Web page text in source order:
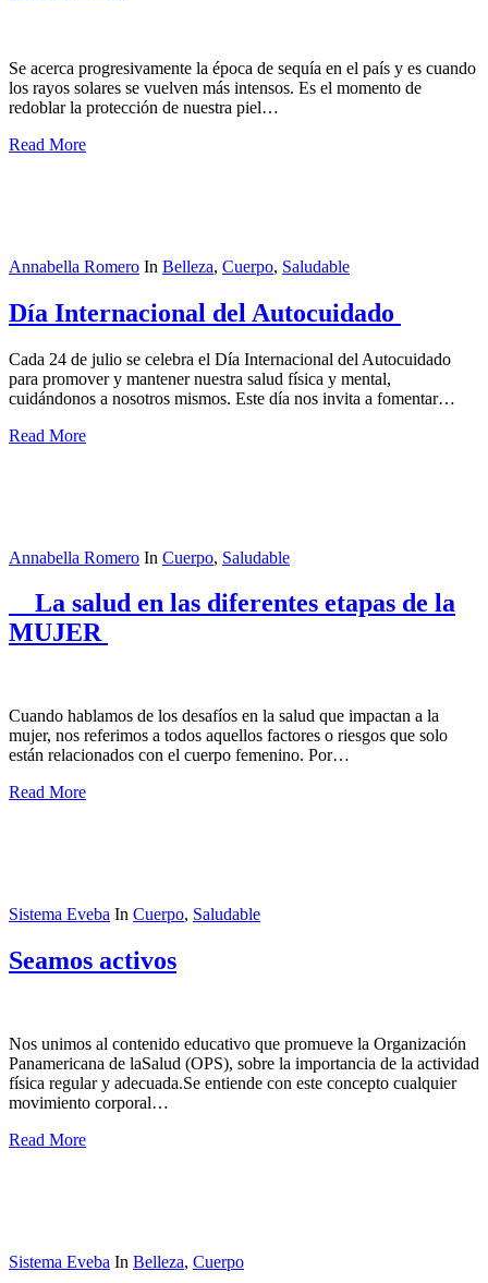
Se acerca progresivamente la época de sequía en el país y es cuando
los rayos solares se vuelven más intensos. Es el momento de
redoblar la protección de nuestra piel…
Read More
Annabella Romero In Belleza, Cuerpo, Saludable
Día Internacional del Autocuidado
Cada 24 de julio se celebra el Día Internacional del Autocuidado
para promover y mantener nuestra salud física y mental,
cuidándonos a nosotros mismos. Este día nos invita a fomentar…
Read More
Annabella Romero In Cuerpo, Saludable
La salud en las diferentes etapas de la
MUJER
Cuando hablamos de los desafíos en la salud que impactan a la
mujer, nos referimos a todos aquellos factores o riesgos que solo
están relacionados con el cuerpo femenino. Por…
Read More
Sistema Eveba In Cuerpo, Saludable
Seamos activos
Nos unimos al contenido educativo que promueve la Organización
Panamericana de laSalud (OPS), sobre la importancia de la actividad
física regular y adecuada.Se entiende con este concepto cualquier
movimiento corporal…
Read More
Sistema Eveba In Belleza, Cuerpo